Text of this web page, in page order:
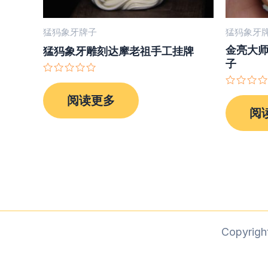
猛犸象牙牌子
猛犸象牙雕刻达摩老祖手工挂牌
分
0
&sol;
5
阅读更多
猛犸象牙
金亮大
子
分
0
&sol;
5
阅